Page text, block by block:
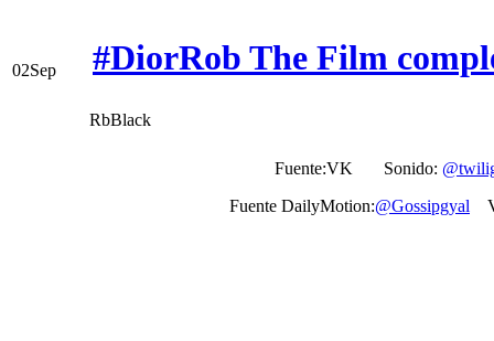
02Sep #DiorRob The Film
RbBlack
Fuente:VK Sonido:
Fuente DailyMotion:@Gossipgyal